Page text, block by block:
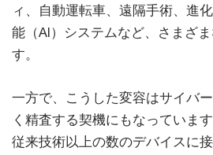
ィ、自動運転車、遠隔手術、進
能（AI）システムなど、さまざ
す。
一方で、こうした変容はサイバ
く精査する契機にもなっていま
従来技術以上の数のデバイスに